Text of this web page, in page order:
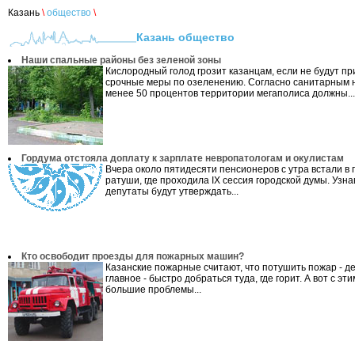
Казань \ общество \
Казань общество
Наши спальные районы без зеленой зоны
Кислородный голод грозит казанцам, если не будут
срочные меры по озеленению. Согласно санитарным
менее 50 процентов территории мегаполиса должны...
Гордума отстояла доплату к зарплате невропатологам и окулистам
Вчера около пятидесяти пенсионеров с утра встали в
ратуши, где проходила IX сессия городской думы.
депутаты будут утверждать...
Кто освободит проезды для пожарных машин?
Казанские пожарные считают, что потушить пожар -
главное - быстро добраться туда, где горит. А вот с
большие проблемы...